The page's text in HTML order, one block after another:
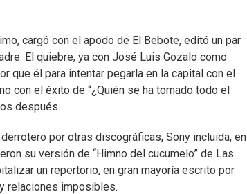
cargó con el apodo de El Bebote, editó un par
El quiebre, ya con José Luis Gozalo como
que él para intentar pegarla en la capital con el
con el éxito de “¿Quién se ha tomado todo el
después.
por otras discográficas, Sony incluida, en
su versión de “Himno del cucumelo” de Las
un repertorio, en gran mayoría escrito por
relaciones imposibles.